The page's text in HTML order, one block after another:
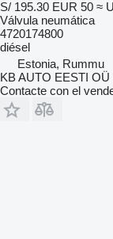
S/ 195.30 EUR 50 ≈
Válvula neumática
4720174800
diésel
Estonia, Rummu
KB AUTO EESTI OÜ
Contacte con el